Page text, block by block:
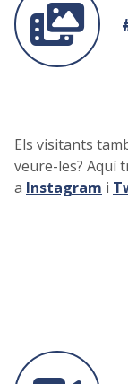
Els visitants
veure-les? Aquí
a Instagram i